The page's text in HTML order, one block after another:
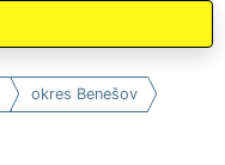
okres Benešov